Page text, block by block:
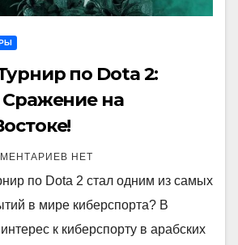
по Dota 2:
Сражение на
НЕТ
по Dota 2 стал одним из самых
в мире киберспорта? В
к киберспорту в арабских